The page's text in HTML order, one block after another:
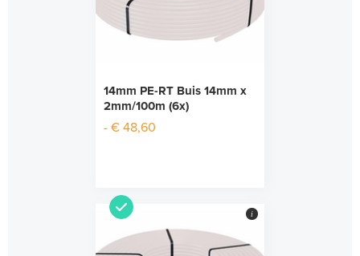
14mm PE-RT Buis 14mm x
2mm/100m (6x)
- € 48,60
i